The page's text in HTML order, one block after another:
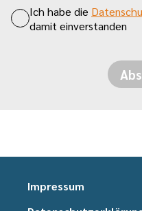
Ich habe die
damit einverstanden
Impressum